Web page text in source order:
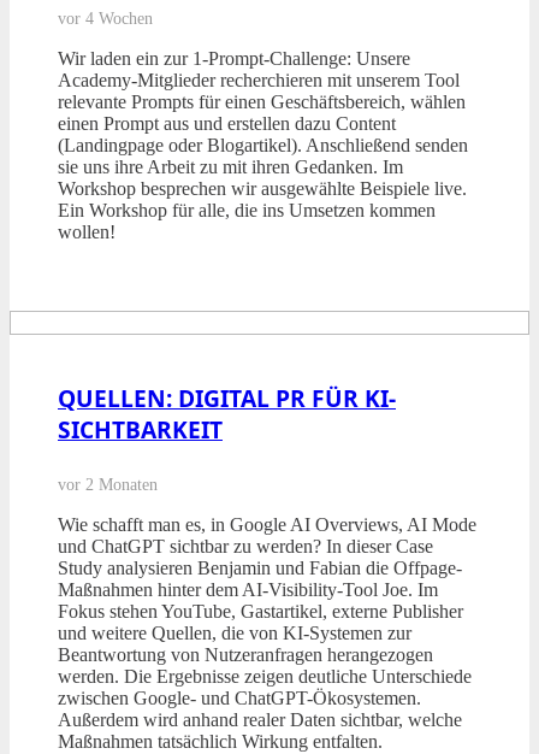
vor 4 Wochen
Wir laden ein zur 1-Prompt-Challenge: Unsere
Academy-Mitglieder recherchieren mit unserem Tool
relevante Prompts für einen Geschäftsbereich, wählen
einen Prompt aus und erstellen dazu Content
(Landingpage oder Blogartikel). Anschließend senden
sie uns ihre Arbeit zu mit ihren Gedanken. Im
Workshop besprechen wir ausgewählte Beispiele live.
Ein Workshop für alle, die ins Umsetzen kommen
wollen!
QUELLEN: DIGITAL PR FÜR KI-
SICHTBARKEIT
vor 2 Monaten
Wie schafft man es, in Google AI Overviews, AI Mode
und ChatGPT sichtbar zu werden? In dieser Case
Study analysieren Benjamin und Fabian die Offpage-
Maßnahmen hinter dem AI-Visibility-Tool Joe. Im
Fokus stehen YouTube, Gastartikel, externe Publisher
und weitere Quellen, die von KI-Systemen zur
Beantwortung von Nutzeranfragen herangezogen
werden. Die Ergebnisse zeigen deutliche Unterschiede
zwischen Google- und ChatGPT-Ökosystemen.
Außerdem wird anhand realer Daten sichtbar, welche
Maßnahmen tatsächlich Wirkung entfalten.